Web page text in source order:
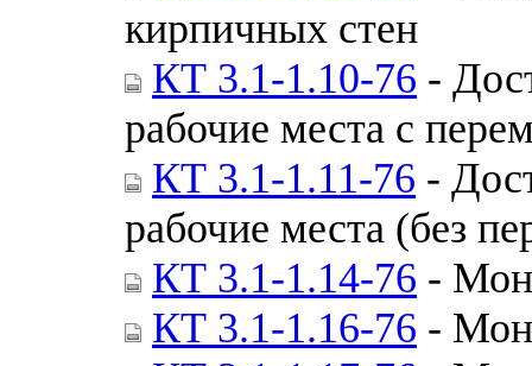
кирпичных стен
КТ 3.1-1.10-76 -
рабочие места с
КТ 3.1-1.11-76 -
рабочие места (без
КТ 3.1-1.14-76 -
КТ 3.1-1.16-76 -